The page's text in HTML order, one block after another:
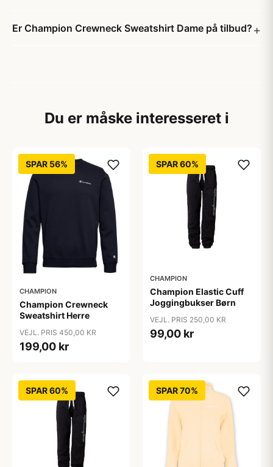
Er Champion Crewneck Sweatshirt Dame på tilbud?
Du er måske interesseret i
SPAR 56%
CHAMPION
Champion Crewneck
Sweatshirt Herre
VEJL. PRIS 450,00 KR
199,00 kr
SPAR 60%
CHAMPION
Champion Elastic Cuff
Joggingbukser Børn
VEJL. PRIS 250,00 KR
99,00 kr
SPAR 60% SPAR 70%